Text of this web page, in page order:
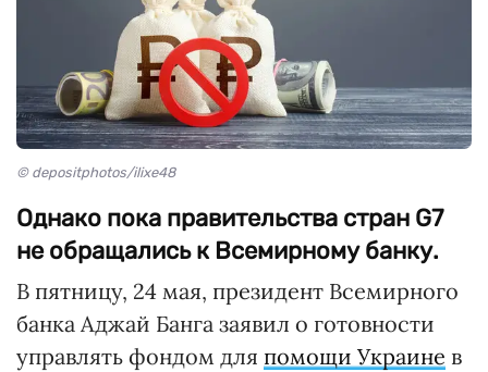
© depositphotos/ilixe48
Однако пока правительства стран G7
не обращались к Всемирному банку.
В пятницу, 24 мая, президент Всемирного
банка Аджай Банга заявил о готовности
управлять фондом для помощи Украине в